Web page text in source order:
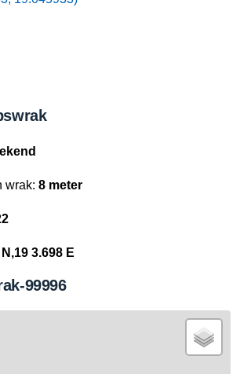
wrak: 8 meter
3.698 E
99996